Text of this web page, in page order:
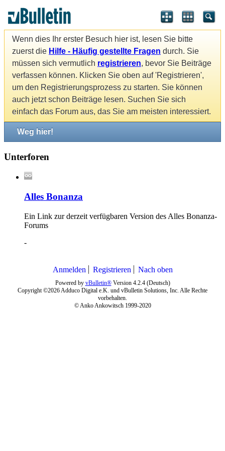
Wenn dies Ihr erster Besuch hier ist, lesen Sie bitte
zuerst die Hilfe - Häufig gestellte Fragen durch. Sie
müssen sich vermutlich registrieren, bevor Sie Beiträge
verfassen können. Klicken Sie oben auf 'Registrieren',
um den Registrierungsprozess zu starten. Sie können
auch jetzt schon Beiträge lesen. Suchen Sie sich
einfach das Forum aus, das Sie am meisten interessiert.
Weg hier!
Unterforen
Alles Bonanza
Ein Link zur derzeit verfügbaren Version des Alles Bonanza-
Forums
-
Anmelden Registrieren Nach oben
Powered by vBulletin®Version 4.2.4 (Deutsch)
Copyright ©2026 Adduco Digital e.K. und vBulletin Solutions, Inc. Alle Rechte
vorbehalten.
© Anko Ankowitsch 1999-2020